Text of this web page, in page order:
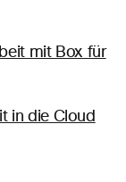
mit Box für
in die Cloud